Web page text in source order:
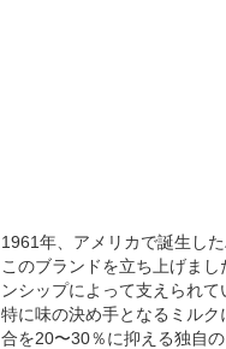
1961年、アメリカで誕生し
このブランドを立ち上げま
ンシップによって支えられ
特に味の決め手となるミル
合を20〜30％に抑える独自